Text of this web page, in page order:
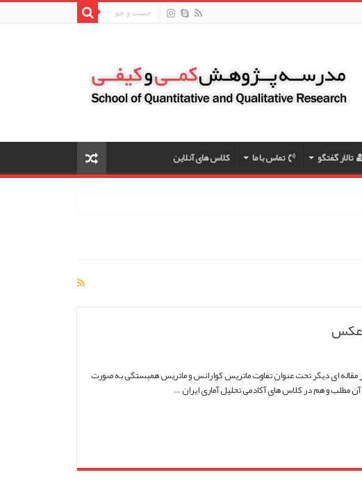
تالار گفتگو تماس با ما کلاس های آنلاین
ای دیگر تحت عنوان تفاوت ماتریس کوارانس و ماتریس همبستگی به صورت
مطلب و هم در کلاس های آکادمی تحلیل آماری ایران …